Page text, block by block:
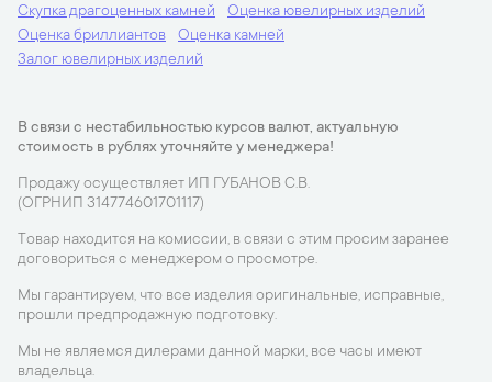
Скупка драгоценных камней
Оценка ювелирных изделий
Оценка бриллиантов
Оценка камней
Залог ювелирных изделий
В связи с нестабильностью курсов валют, актуальную
стоимость в рублях уточняйте у менеджера!
Продажу осуществляет ИП ГУБАНОВ С.В.
(ОГРНИП 314774601701117)
Товар находится на комиссии, в связи с этим просим заранее
договориться с менеджером о просмотре.
Мы гарантируем, что все изделия оригинальные, исправные,
прошли предпродажную подготовку.
Мы не являемся дилерами данной марки, все часы имеют
владельца.